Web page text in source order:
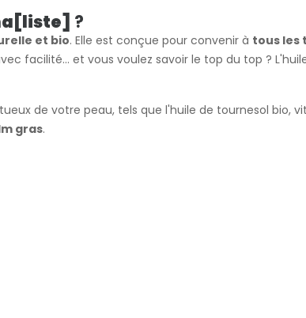
?
et bio. Elle est conçue pour convenir à tous les
facilité... et vous voulez savoir le top du top ?
de votre peau, tels que l'huile de tournesol bio,
gras.